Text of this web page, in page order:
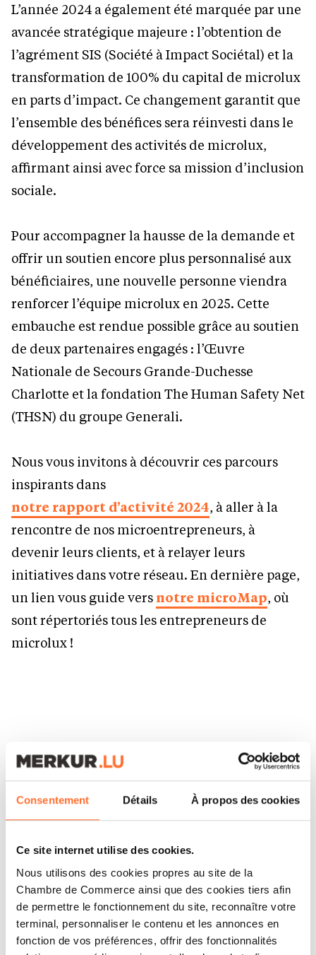
Consentement Détails À propos des cookies
Ce site internet utilise des cookies.
Nous utilisons des cookies propres au site de la
Chambre de Commerce ainsi que des cookies tiers afin
de permettre le fonctionnement du site, reconnaître votre
terminal, personnaliser le contenu et les annonces en
fonction de vos préférences, offrir des fonctionnalités
L’année 2024 a également été marquée par une
avancée stratégique majeure : l’obtention de
l’agrément SIS (Société à Impact Sociétal) et la
transformation de 100% du capital de microlux
en parts d’impact. Ce changement garantit que
l’ensemble des bénéfices sera réinvesti dans le
développement des activités de microlux,
affirmant ainsi avec force sa mission d’inclusion
sociale.
Pour accompagner la hausse de la demande et
offrir un soutien encore plus personnalisé aux
bénéficiaires, une nouvelle personne viendra
renforcer l’équipe microlux en 2025. Cette
embauche est rendue possible grâce au soutien
de deux partenaires engagés : l’Œuvre
Nationale de Secours Grande-Duchesse
Charlotte et la fondation The Human Safety Net
(THSN) du groupe Generali.
Nous vous invitons à découvrir ces parcours
inspirants dans
notre rapport d’activité 2024, à aller à la
rencontre de nos microentrepreneurs, à
devenir leurs clients, et à relayer leurs
initiatives dans votre réseau. En dernière page,
un lien vous guide vers notre microMap, où
sont répertoriés tous les entrepreneurs de
microlux !